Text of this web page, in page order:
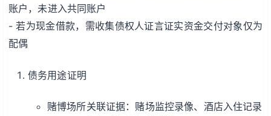
账户，未进入共同账户
- 若为现金借款，需收集债权人证言证实资金交付对象仅为
配偶
债务用途证明
赌博场所关联证据：赌场监控录像、酒店入住记录